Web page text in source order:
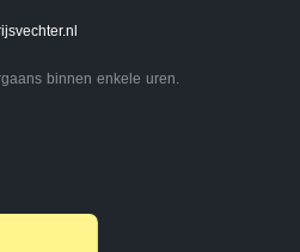
binnen enkele uren.